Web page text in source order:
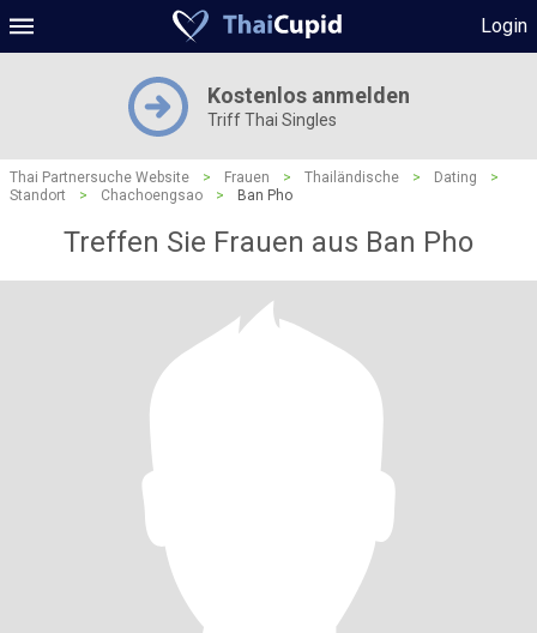
Login
Kostenlos anmelden
Triff Thai Singles
Thai Partnersuche Website > Frauen > Thailändische > Dating
>
Standort
> Chachoengsao > Ban Pho
Treffen Sie Frauen aus Ban Pho